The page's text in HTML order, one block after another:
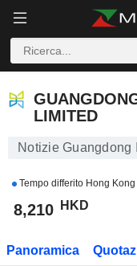
LIMITED
Notizie Guangdong
Tempo differito Hong Kong
8,210 HKD
Panoramica